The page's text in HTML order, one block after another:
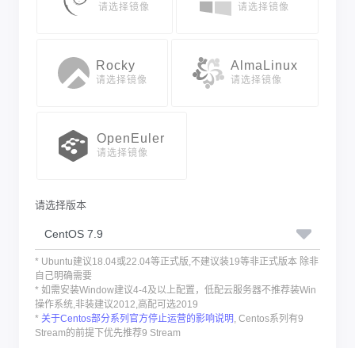
请选择镜像 请选择镜像
Rocky
请选择镜像
AlmaLinux
请选择镜像
OpenEuler
请选择镜像
请选择版本
* Ubuntu建议18.04或22.04等正式版,不建议装19等非正式版本 除非
自己明确需要
* 如需安装Window建议4-4及以上配置，低配云服务器不推荐装Win
操作系统,非装建议2012,高配可选2019
* 关于Centos部分系列官方停止运营的影响说明, Centos系列有9
Stream的前提下优先推荐9 Stream